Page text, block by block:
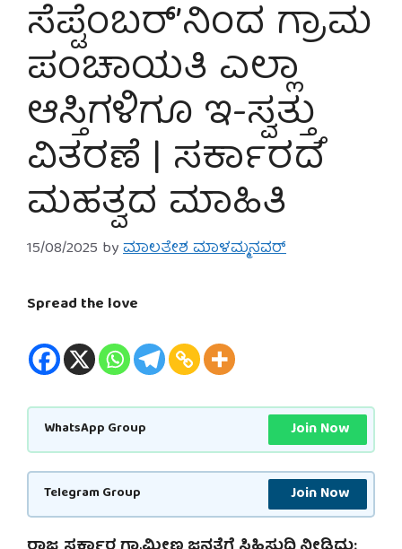
ಸೆಪ್ಟೆಂಬರ್’ನಿಂದ ಗ್ರಾಮ
ಪಂಚಾಯತಿ ಎಲ್ಲಾ
ಆಸ್ತಿಗಳಿಗೂ ಇ-ಸ್ವತ್ತ್ತು
ವಿತರಣೆ | ಸರ್ಕಾರದ
ಮಹತ್ವದ ಮಾಹಿತಿ
15/08/2025 byಮಾಲತೇಶ ಮಾಳಮ್ಮನವರ್
Spread the love
WhatsApp Group Join Now
Telegram Group Join Now